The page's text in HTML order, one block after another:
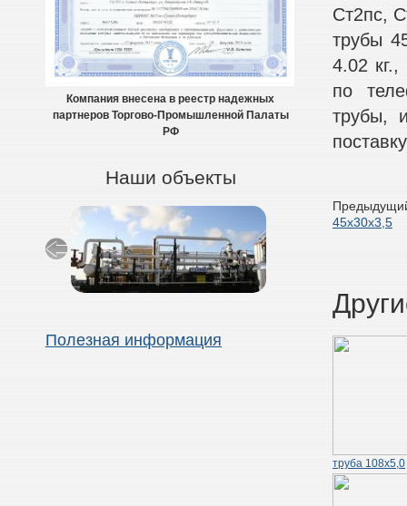
Компания внесена в реестр надежных
партнеров Торгово-Промышленной Палаты
РФ
Наши объекты
Полезная информация
Ст2пс,
трубы
4.02
по
трубы,
45х30х3,5
труба 108х5,0